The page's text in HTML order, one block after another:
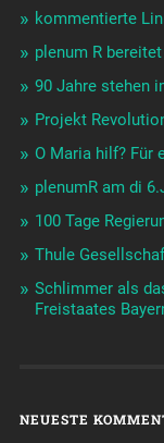
kommentierte
plenum R
90 Jahre stehen
Projekt
O Maria hilf? Für
plenumR am di
100 Tage
Thule
Schlimmer als
Freistaates
NEUESTE